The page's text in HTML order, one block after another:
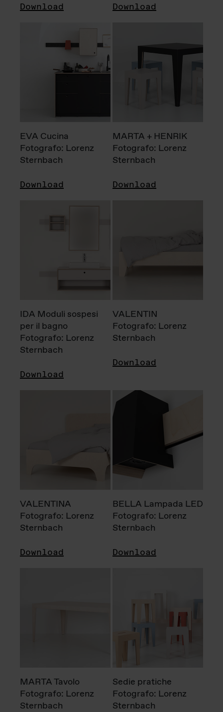
Download Download
EVA Cucina
Fotografo: Lorenz
Sternbach
Download
MARTA + HENRIK
Fotografo: Lorenz
Sternbach
Download
IDA Moduli sospesi
per il bagno
Fotografo: Lorenz
Sternbach
Download
VALENTIN
Fotografo: Lorenz
Sternbach
Download
VALENTINA
Fotografo: Lorenz
Sternbach
Download
BELLA Lampada LED
Fotografo: Lorenz
Sternbach
Download
MARTA Tavolo
Fotografo: Lorenz
Sternbach
Sedie pratiche
Fotografo: Lorenz
Sternbach